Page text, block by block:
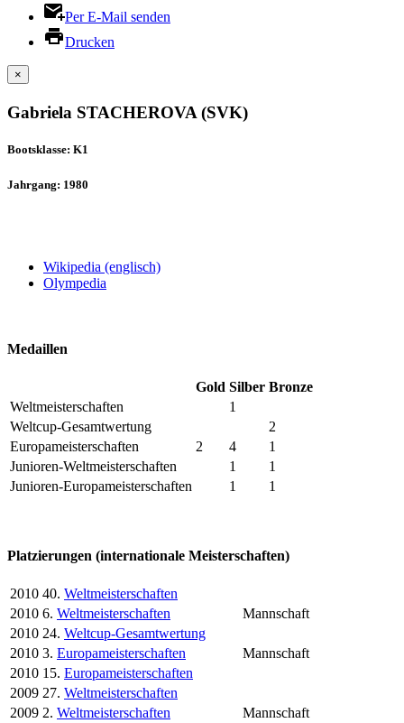
Per E-Mail senden
Drucken
×
Gabriela STACHEROVA (SVK)
Bootsklasse: K1
Jahrgang: 1980
Wikipedia (englisch)
Olympedia
Medaillen
Gold Silber Bronze
Weltmeisterschaften
1
Weltcup-Gesamtwertung
2
Europameisterschaften
2 4
1
Junioren-Weltmeisterschaften
1
1
Junioren-Europameisterschaften
1 1
Platzierungen (internationale Meisterschaften)
2010 40. Weltmeisterschaften
2010 6. Weltmeisterschaften
Mannschaft
2010 24. Weltcup-Gesamtwertung
2010 3. Europameisterschaften
Mannschaft
2010 15. Europameisterschaften
2009 27. Weltmeisterschaften
2009 2. Weltmeisterschaften
Mannschaft